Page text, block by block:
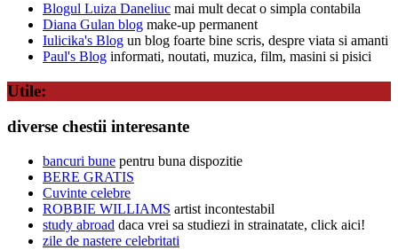
Blogul Luiza Daneliuc mai mult decat o simpla contabila
Diana Gulan blog make-up permanent
Iulicika's Blog un blog foarte bine scris, despre viata si amanti
Paul's Blog informati, noutati, muzica, film, masini si pisici
Utile:
diverse chestii interesante
bancuri bune pentru buna dispozitie
BERE GRATIS
Cuvinte celebre
ROBBIE WILLIAMS artist incontestabil
study abroad daca vrei sa studiezi in strainatate, click aici!
zile de nastere celebritati